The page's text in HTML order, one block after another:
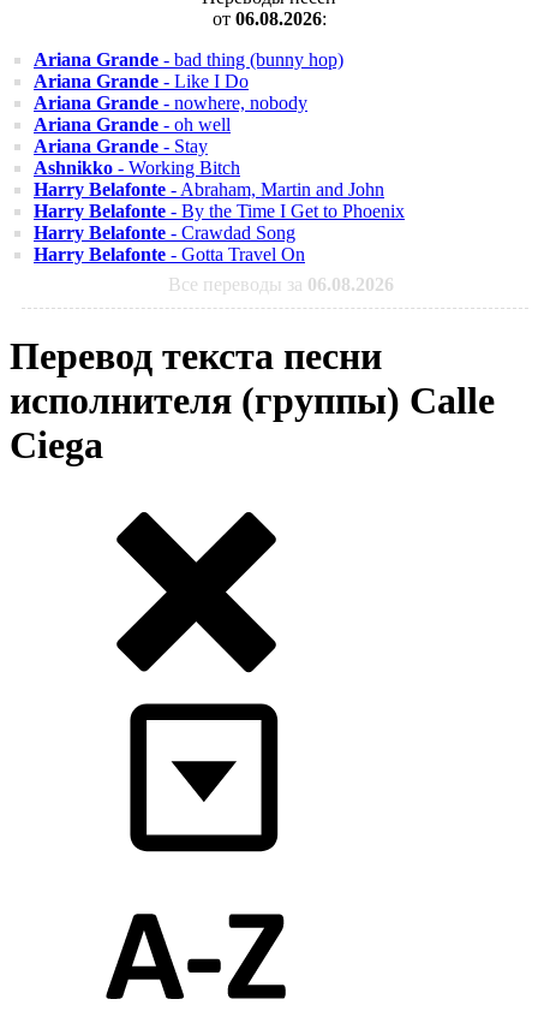
от 06.08.2026:
Ariana Grande - bad thing (bunny hop)
Ariana Grande - Like I Do
Ariana Grande - nowhere, nobody
Ariana Grande - oh well
Ariana Grande - Stay
Ashnikko - Working Bitch
Harry Belafonte - Abraham, Martin and John
Harry Belafonte - By the Time I Get to Phoenix
Harry Belafonte - Crawdad Song
Harry Belafonte - Gotta Travel On
Все переводы за 06.08.2026
Перевод текста песни
исполнителя (группы) Calle
Ciega